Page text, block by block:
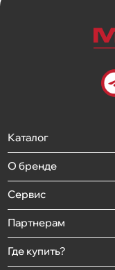
Каталог
О бренде
Сервис
Партнерам
Где купить?